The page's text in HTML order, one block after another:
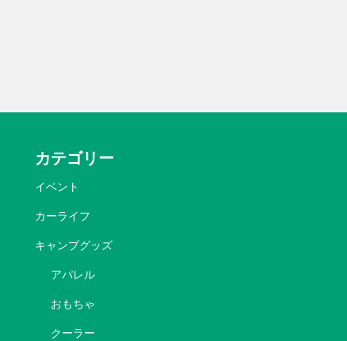
カテゴリー
イベント
カーライフ
キャンプグッズ
アパレル
おもちゃ
クーラー